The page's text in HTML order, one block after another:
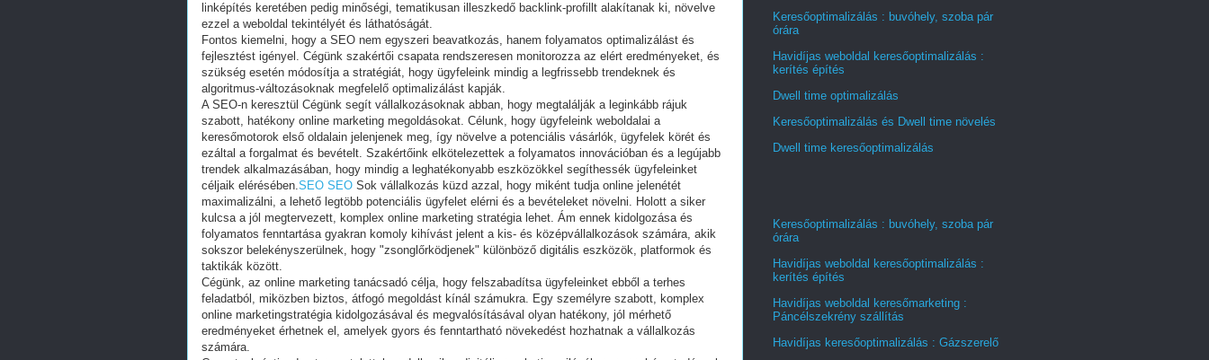
linképítés keretében pedig minőségi, tematikusan illeszkedő backlink-profillt alakítanak ki, növelve
ezzel a weboldal tekintélyét és láthatóságát.
Fontos kiemelni, hogy a SEO nem egyszeri beavatkozás, hanem folyamatos optimalizálást és
fejlesztést igényel. Cégünk szakértői csapata rendszeresen monitorozza az elért eredményeket, és
szükség esetén módosítja a stratégiát, hogy ügyfeleink mindig a legfrissebb trendeknek és
algoritmus-változásoknak megfelelő optimalizálást kapják.
A SEO-n keresztül Cégünk segít vállalkozásoknak abban, hogy megtalálják a leginkább rájuk
szabott, hatékony online marketing megoldásokat. Célunk, hogy ügyfeleink weboldalai a
keresőmotorok első oldalain jelenjenek meg, így növelve a potenciális vásárlók, ügyfelek körét és
ezáltal a forgalmat és bevételt. Szakértőink elkötelezettek a folyamatos innovációban és a legújabb
trendek alkalmazásában, hogy mindig a leghatékonyabb eszközökkel segíthessék ügyfeleinket
céljaik elérésében.SEO SEO Sok vállalkozás küzd azzal, hogy miként tudja online jelenétét
maximalizálni, a lehető legtöbb potenciális ügyfelet elérni és a bevételeket növelni. Holott a siker
kulcsa a jól megtervezett, komplex online marketing stratégia lehet. Ám ennek kidolgozása és
folyamatos fenntartása gyakran komoly kihívást jelent a kis- és középvállalkozások számára, akik
sokszor belekényszerülnek, hogy "zsonglőrködjenek" különböző digitális eszközök, platformok és
taktikák között.
Cégünk, az online marketing tanácsadó célja, hogy felszabadítsa ügyfeleinket ebből a terhes
feladatból, miközben biztos, átfogó megoldást kínál számukra. Egy személyre szabott, komplex
online marketingstratégia kidolgozásával és megvalósításával olyan hatékony, jól mérhető
eredményeket érhetnek el, amelyek gyors és fenntartható növekedést hozhatnak a vállalkozás
számára.
Keresőoptimalizálás : buvóhely, szoba pár
órára
Havidíjas weboldal keresőoptimalizálás :
kerítés építés
Dwell time optimalizálás
Keresőoptimalizálás és Dwell time növelés
Dwell time keresőoptimalizálás
Keresőoptimalizálás : buvóhely, szoba pár
órára
Havidíjas weboldal keresőoptimalizálás :
kerítés építés
Havidíjas weboldal keresőmarketing :
Páncélszekrény szállítás
Havidíjas keresőoptimalizálás : Gázszerelő